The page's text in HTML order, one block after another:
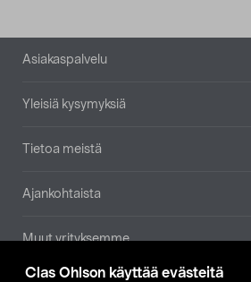
Clas Ohlson käyttää evästeitä
Alatunniste
Asiakaspalvelu
Yleisiä kysymyksiä
Tietoa meistä
Ajankohtaista
Muut yrityksemme